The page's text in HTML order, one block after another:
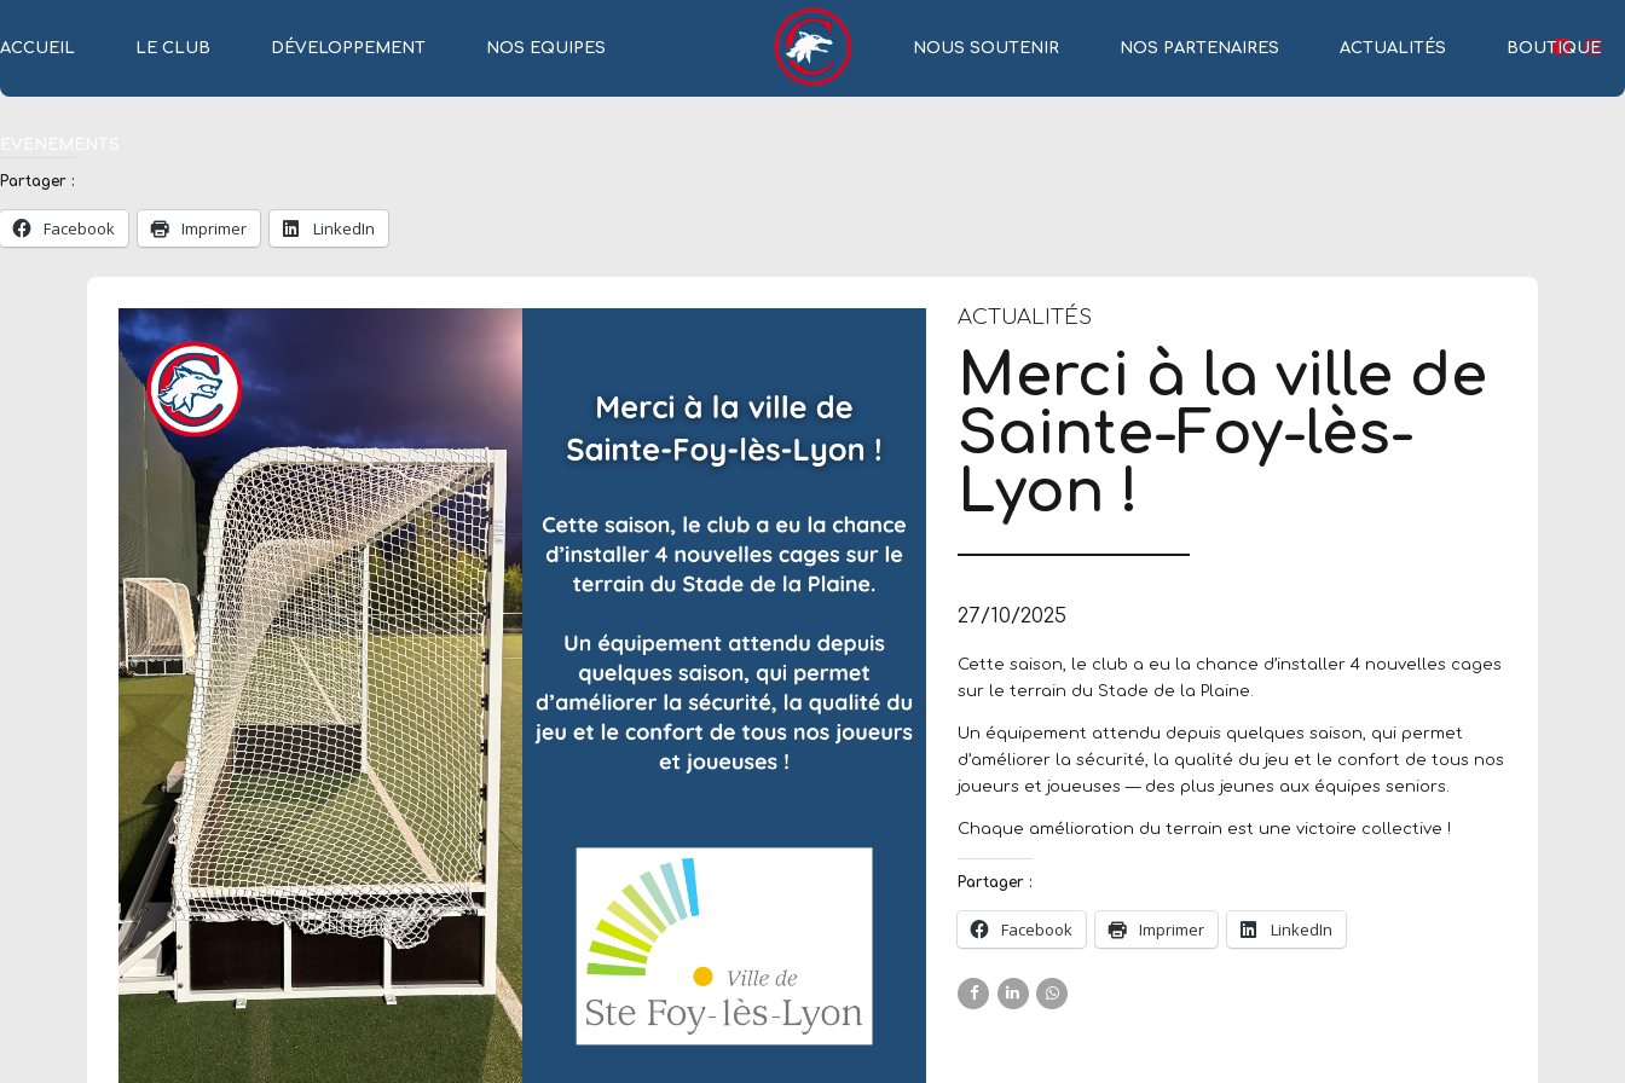
ACCUEIL LE CLUB DÉVELOPPEMENT NOS EQUIPES NOUS SOUTENIR NOS PARTENAIRES ACTUALITÉS BOUTIQUE
Partager :
Facebook Imprimer LinkedIn
ACTUALITÉS
Merci à la ville de
Sainte-Foy-lès-
Lyon !
27/10/2025
Cette saison, le club a eu la chance d’installer 4 nouvelles cages
sur le terrain du Stade de la Plaine.
Un équipement attendu depuis quelques saison, qui permet
d’améliorer la sécurité, la qualité du jeu et le confort de tous nos
joueurs et joueuses — des plus jeunes aux équipes seniors.
Chaque amélioration du terrain est une victoire collective !
Partager :
Facebook Imprimer LinkedIn